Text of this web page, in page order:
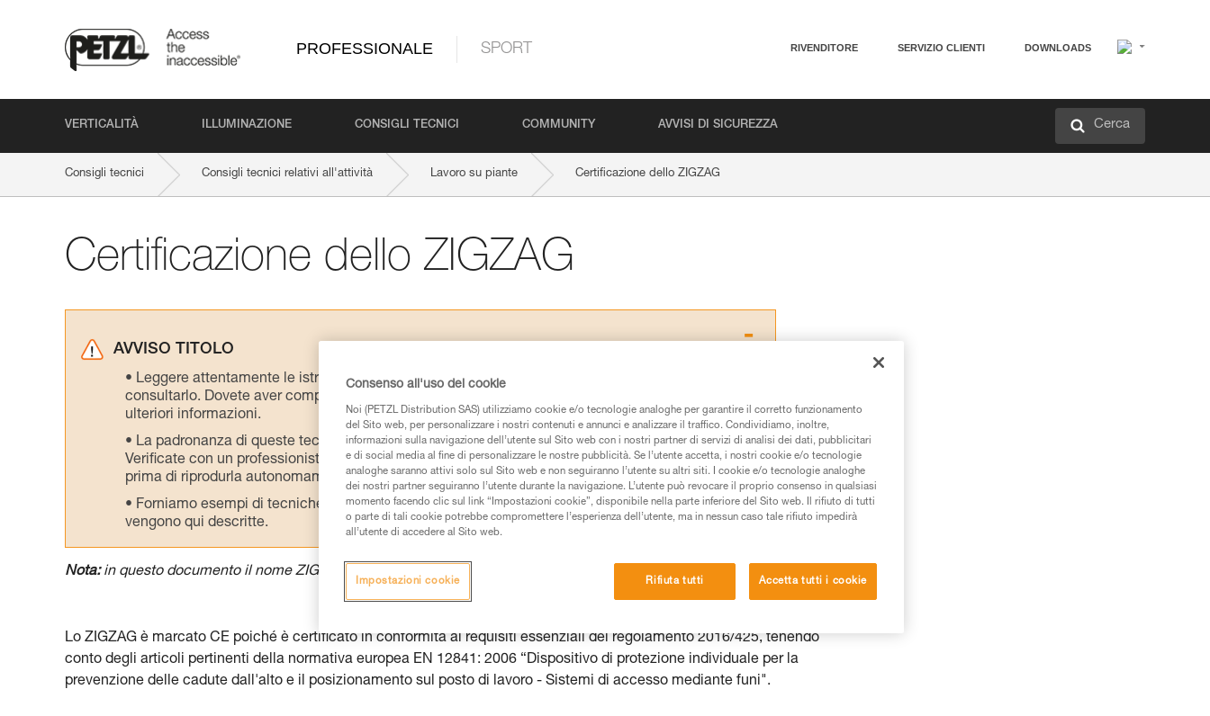
PROFESSIONALE SPORT RIVENDITORE SERVIZIO CLIENTI DOWNLOADS
VERTICALITÀ ILLUMINAZIONE CONSIGLI TECNICI COMMUNITY AVVISI DI SICUREZZA Cerca
Consigli tecnici Consigli tecnici relativi all'attività Lavoro su piante Certificazione dello ZIGZAG
Certificazione dello ZIGZAG
AVVISO TITOLO
Leggere attentamente le istruzioni tecniche dei prodotti utilizzati in questo consiglio prima di
consultarlo. Dovete aver compreso le informazioni dell’istruzione tecnica per poter capire queste
ulteriori informazioni.
La padronanza di queste tecniche richiede una formazione ed un addestramento specifico.
Verificate con un professionista la vostra capacità di rifare la manovra, da soli, in piena sicurezza,
prima di riprodurla autonomamente.
Forniamo esempi di tecniche relative alla vostra attività. Ne possono esistere altre che non
vengono qui descritte.
Nota:in questo documento il nome ZIGZAG indica indifferentemente i modelli ZIGZAG o ZIGZAG PLUS.
Lo ZIGZAG è marcato CE poiché è certificato in conformità ai requisiti essenziali del regolamento 2016/425, tenendo
conto degli articoli pertinenti della normativa europea EN 12841: 2006 “Dispositivo di protezione individuale per la
prevenzione delle cadute dall'alto e il posizionamento sul posto di lavoro - Sistemi di accesso mediante funi".
Consenso all'uso dei cookie
Noi (PETZL Distribution SAS) utilizziamo cookie e/o tecnologie analoghe per garantire il corretto funzionamento
del Sito web, per personalizzare i nostri contenuti e annunci e analizzare il traffico. Condividiamo, inoltre,
informazioni sulla navigazione dell’utente sul Sito web con i nostri partner di servizi di analisi dei dati, pubblicitari
e di social media al fine di personalizzare le nostre pubblicità. Se l’utente accetta, i nostri cookie e/o tecnologie
analoghe saranno attivi solo sul Sito web e non seguiranno l’utente su altri siti. I cookie e/o tecnologie analoghe
dei nostri partner seguiranno l’utente durante la navigazione. L’utente può revocare il proprio consenso in qualsiasi
momento facendo clic sul link “Impostazioni cookie”, disponibile nella parte inferiore del Sito web. Il rifiuto di tutti
o parte di tali cookie potrebbe compromettere l’esperienza dell’utente, ma in nessun caso tale rifiuto impedirà
all’utente di accedere al Sito web.
Rifiuta tutti Accetta tutti i cookie
Impostazioni cookie